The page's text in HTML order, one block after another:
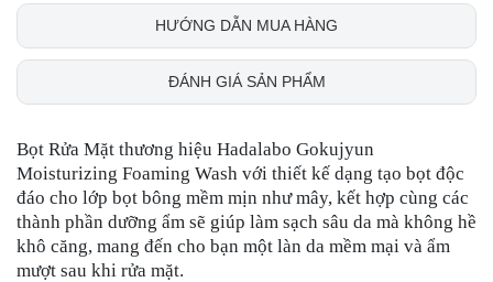
HƯỚNG DẪN MUA HÀNG
ĐÁNH GIÁ SẢN PHẨM
Bọt Rửa Mặt thương hiệu Hadalabo Gokujyun
Moisturizing Foaming Wash với thiết kế dạng tạo bọt độc
đáo cho lớp bọt bông mềm mịn như mây, kết hợp cùng các
thành phần dưỡng ẩm sẽ giúp làm sạch sâu da mà không hề
khô căng, mang đến cho bạn một làn da mềm mại và ẩm
mượt sau khi rửa mặt.